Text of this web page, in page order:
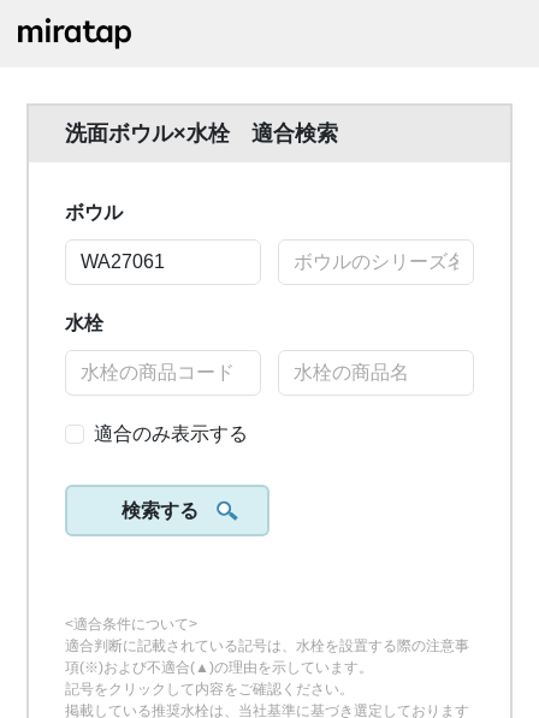
洗面ボウル×水栓 適合検索
ボウル
水栓
適合のみ表示する
検索する
<適合条件について>
適合判断に記載されている記号は、水栓を設置する際の注意事
項(※)および不適合(▲)の理由を示しています。
記号をクリックして内容をご確認ください。
掲載している推奨水栓は、当社基準に基づき選定しております